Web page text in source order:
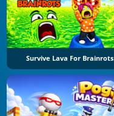
Survive Lava For Brainrots